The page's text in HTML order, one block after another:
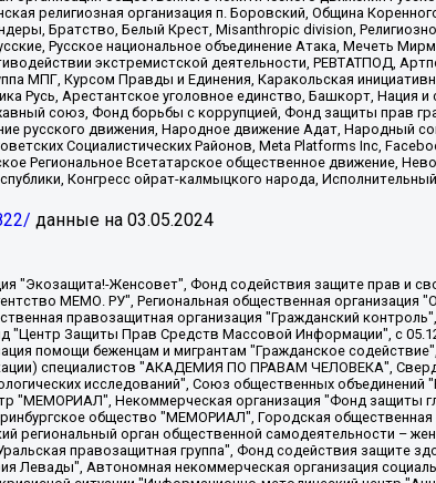
религиозная организация п. Боровский, Община
Братство, Белый Крест, Misanthropic division,
Русское национальное объединение Атака, Мечеть
экстремистской деятельности, РЕВТАТПОД,
МПГ, Курсом Правды и Единения, Каракольская
Русь, Арестантское уголовное единство, Башкорт,
союз, Фонд борьбы с коррупцией, Фонд защиты прав
русского движения, Народное движение Адат, Народный
Социалистических Районов, Meta Platforms Inc,
Региональное Всетатарское общественное движение,
Конгресс ойрат-калмыцкого народа,
данные на 03.05.2024
организация Фонд "Правовая инициатива", Общество с ограниченной ответственностью "Радио Свободная Европа/Радио Свобода", Чешское информационное агентство "MEDIUM-ORIENT", Красноярская региональная общественная организация "Мы против СПИДа", Камалягин Денис Николаевич, Маркелов Сергей Евгеньевич, Пономарев Лев Александрович, Савицкая Людмила Алексеевна, Автономная некоммерческая организация "Центр по работе с проблемой насилия "НАСИЛИЮ.НЕТ", Межрегиональный профессиональный союз работников здравоохранения "Альянс врачей", Юридическое лицо, зарегистрированное в Латвийской Республике, SIA "Medusa Project" (регистрационный номер 40103797863, дата регистрации 10.06.2014), Некоммерческая организация "Фонд по борьбе с коррупцией", Автономная некоммерческая организация "Институт права и публичной политики", Баданин Роман Сергеевич, Гликин Максим Александрович, Железнова Мария Михайловна, Лукьянова Юлия Сергеевна, Маетная Елизавета Витальевна, Маняхин Петр Борисович, Чуракова Ольга Владимировна, Ярош Юлия Петровна, Юридическое лицо "The Insider SIA", зарегистрированное в Риге, Латвийская Республика (дата регистрации 26.06.2015), являющееся администратором доменного имени интернет-издания "The Insider SIA", https://theins.ru, Постернак Алексей Евгеньевич, Рубин Михаил Аркадьевич, Анин Роман Александрович, Юридическое лицо Istories fonds, зарегистрированное в Латвийской Республике (регистрационный номер 50008295751, дата регистрации 24.02.2020), Великовский Дмитрий Александрович, Долинина Ирина Николаевна, Мароховская Алеся Алексеевна, Шлейнов Роман Юрьевич, Шмагун Олеся Валентиновна, Общество с ограниченной ответственностью "Альтаир 2021", Общество с ограниченной ответственностью "Вега 2021", Общество с ограниченной ответственностью "Главный редактор 2021", Общество с ограниченной ответственностью "Ромашки монолит", Важенков Артем Валерьевич, Ивановская областная общественная организация "Центр гендерных исследований", Гурман Юрий Альбертович, Медиапроект "ОВД-Инфо", Егоров Владимир Владимирович, Жилинский Владимир Александрович, Общество с ограниченной ответственностью "ЗП", Иванова София Юрьевна, Карезина Инна Павловна, Кильтау Екатерина Викторовна, Петров Алексей Викторович, Пискунов Сергей Евгеньевич, Смирнов Сергей Сергеевич, Тихонов Михаил Сергеевич, Общество с ограниченной ответственностью "ЖУРНАЛИСТ-ИНОСТРАННЫЙ АГЕНТ", Арапова Галина Юрьевна, Вольтская Татьяна Анатольевна, Американская компания "Mason G.E.S. Anonymous Foundation" (США), являющаяся владельцем интернет-издания https://mnews.world/, Компания "Stichting Bellingcat", зарегистрированная в Нидерландах (дата регистрации 11.07.2018), Захаров Андрей Вячеславович, Клепиковская Екатерина Дмитриевна, Общество с ограниченной ответственностью "МЕМО", Перл Роман Александрович, Симонов Евгений Алексеевич, Соловьева Елена Анатольевна, Сотников Даниил Владимирович, Сурначева Елизавета Дмитриевна, Автономная некоммерческая организация по защите прав человека и информированию населения "Якутия – Наше Мнение", Общество с ограниченной ответственностью "Москоу